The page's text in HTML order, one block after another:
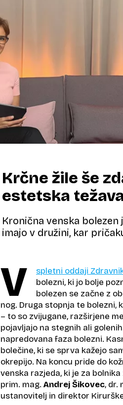
Krčne žile še
estetska
Kronična venska bolezen
imajo v družini, kar
V spletni oddaji
bolezni, ki jo bolje
bolezen se začne z
nog. Druga stopnja te bolezni,
– to so zvijugane, razširjene
pojavljajo na stegnih ali
napredovana faza bolezni.
bolečine, ki se sprva kažejo
okrepijo. Na koncu pride do
venska razjeda, ki je za
prim. mag. Andrej Šikovec, dr.
ustanovitelj in direktor